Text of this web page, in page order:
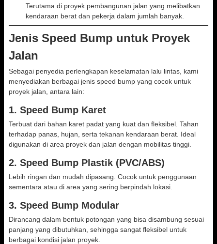
Terutama di proyek pembangunan jalan yang melibatkan
kendaraan berat dan pekerja dalam jumlah banyak.
Jenis Speed Bump untuk Proyek
Jalan
Sebagai penyedia perlengkapan keselamatan lalu lintas, kami
menyediakan berbagai jenis speed bump yang cocok untuk
proyek jalan, antara lain:
1. Speed Bump Karet
Terbuat dari bahan karet padat yang kuat dan fleksibel. Tahan
terhadap panas, hujan, serta tekanan kendaraan berat. Ideal
digunakan di area proyek dan jalan dengan mobilitas tinggi.
2. Speed Bump Plastik (PVC/ABS)
Lebih ringan dan mudah dipasang. Cocok untuk penggunaan
sementara atau di area yang sering berpindah lokasi.
3. Speed Bump Modular
Dirancang dalam bentuk potongan yang bisa disambung sesuai
panjang yang dibutuhkan, sehingga sangat fleksibel untuk
berbagai kondisi jalan proyek.